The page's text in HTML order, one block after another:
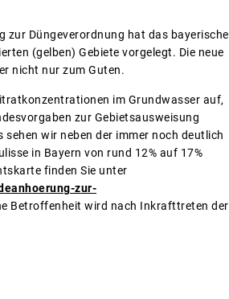
Düngeverordnung hat das bayerische
(gelben) Gebiete vorgelegt. Die neue
nicht nur zum Guten.
im Grundwasser auf,
zur Gebietsausweisung
sehen wir neben der immer noch deutlich
in Bayern von rund 12% auf 17%
finden Sie unter
zur-
Betroffenheit wird nach Inkrafttreten der